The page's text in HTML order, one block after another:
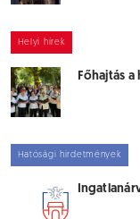
Helyi hírek
Főhajtás
Hatósági hirdetmények